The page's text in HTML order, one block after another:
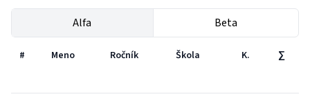
Alfa Beta
# Meno Ročník Škola K. ∑